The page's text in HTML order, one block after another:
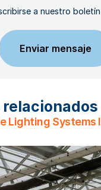
a nuestro boletín
Lighting Systems